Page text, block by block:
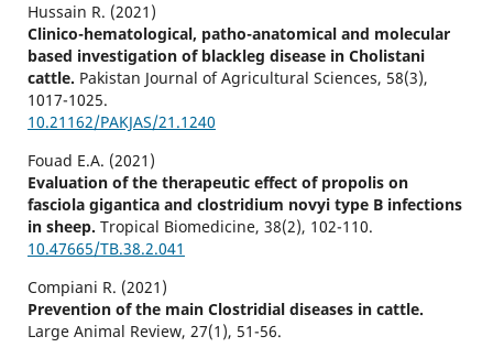
Hussain R. (2021)
Clinico-hematological, patho-anatomical and molecular
based investigation of blackleg disease in Cholistani
cattle. Pakistan Journal of Agricultural Sciences, 58(3),
1017-1025.
10.21162/PAKJAS/21.1240
Fouad E.A. (2021)
Evaluation of the therapeutic effect of propolis on
fasciola gigantica and clostridium novyi type B infections
in sheep. Tropical Biomedicine, 38(2), 102-110.
10.47665/TB.38.2.041
Compiani R. (2021)
Prevention of the main Clostridial diseases in cattle.
Large Animal Review, 27(1), 51-56.